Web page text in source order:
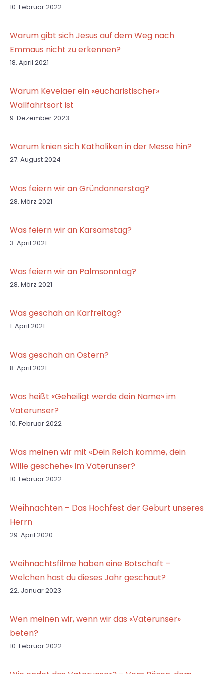
10. Februar 2022
Warum gibt sich Jesus auf dem Weg nach
Emmaus nicht zu erkennen?
18. April 2021
Warum Kevelaer ein «eucharistischer»
Wallfahrtsort ist
9. Dezember 2023
Warum knien sich Katholiken in der Messe hin?
27. August 2024
Was feiern wir an Gründonnerstag?
28. März 2021
Was feiern wir an Karsamstag?
3. April 2021
Was feiern wir an Palmsonntag?
28. März 2021
Was geschah an Karfreitag?
1. April 2021
Was geschah an Ostern?
8. April 2021
Was heißt «Geheiligt werde dein Name» im
Vaterunser?
10. Februar 2022
Was meinen wir mit «Dein Reich komme, dein
Wille geschehe» im Vaterunser?
10. Februar 2022
Weihnachten – Das Hochfest der Geburt unseres
Herrn
29. April 2020
Weihnachtsfilme haben eine Botschaft –
Welchen hast du dieses Jahr geschaut?
22. Januar 2023
Wen meinen wir, wenn wir das «Vaterunser»
beten?
10. Februar 2022